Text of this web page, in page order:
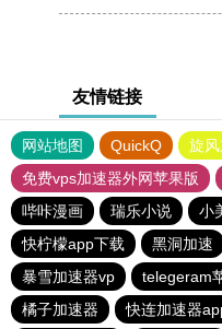
友情链接
网站地图 QuickQ 旋
免费vps加速器外网苹果版
哔咔漫画
瑞乐小说 小
快柠檬app下载
黑洞加速
暴雪加速器vp
telegeram
橘子加速器
快连加速器